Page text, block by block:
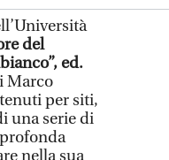
del
ed.
Marco
per siti,
una serie di
nella sua